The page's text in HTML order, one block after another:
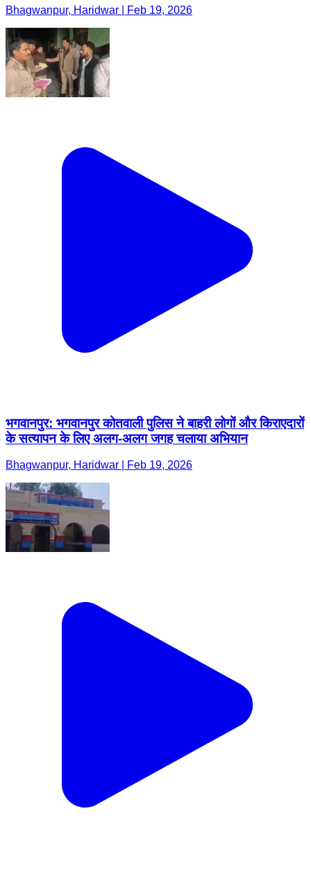
Bhagwanpur, Haridwar | Feb 19, 2026
भगवानपुर: भगवानपुर कोतवाली पुलिस ने बाहरी लोगों और किराएदारों
के सत्यापन के लिए अलग-अलग जगह चलाया अभियान
Bhagwanpur, Haridwar | Feb 19, 2026